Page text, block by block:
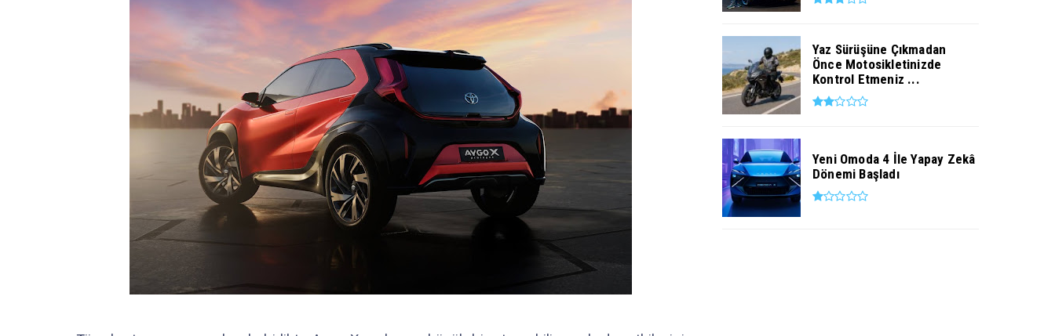
Yaz Sürüşüne Çıkmadan
Önce Motosikletinizde
Kontrol Etmeniz ...
Yeni Omoda 4 İle Yapay Zekâ
Dönemi Başladı